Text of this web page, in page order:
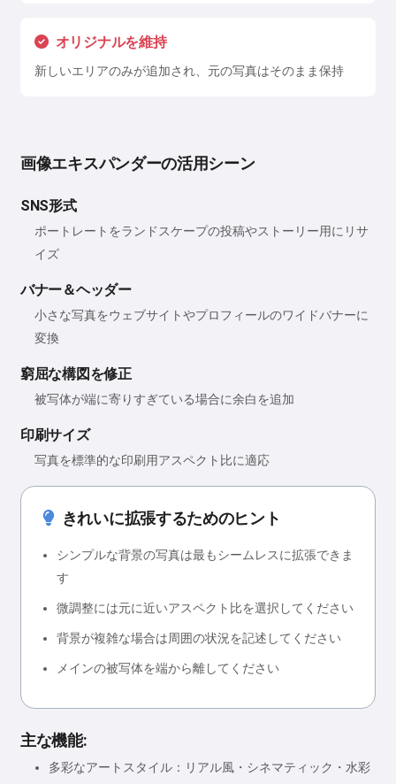
オリジナルを維持
新しいエリアのみが追加され、元の写真はそのまま保持
画像エキスパンダーの活用シーン
SNS形式
ポートレートをランドスケープの投稿やストーリー用にリサ
イズ
バナー＆ヘッダー
小さな写真をウェブサイトやプロフィールのワイドバナーに
変換
窮屈な構図を修正
被写体が端に寄りすぎている場合に余白を追加
印刷サイズ
写真を標準的な印刷用アスペクト比に適応
きれいに拡張するためのヒント
シンプルな背景の写真は最もシームレスに拡張できま
す
微調整には元に近いアスペクト比を選択してください
背景が複雑な場合は周囲の状況を記述してください
メインの被写体を端から離してください
主な機能:
多彩なアートスタイル：リアル風・シネマティック・水彩